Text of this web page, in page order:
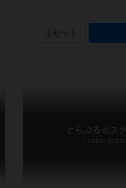
リセット
とらぶる☆ス
Trouble